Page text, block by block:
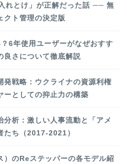
れとけ」が正解だった話 ── 無
クト管理の決定版
6年使用ユーザーがなぜおすす
良さについて徹底解説
発戦略：ウクライナの資源利権
ーとしての抑止力の構築
分析：激しい人事流動と「アメ
たち（2017-2021）
）のReステッパーの各モデル紹